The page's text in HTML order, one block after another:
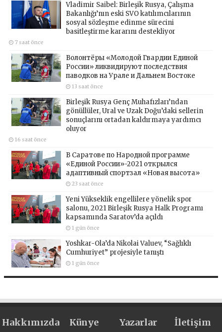
Vladimir Saibel: Birleşik Rusya, Çalışma
Bakanlığı’nın eski SVO katılımcılarının
sosyal sözleşme edinme sürecini
basitleştirme kararını destekliyor
7 saat önce
Волонтёры «Молодой Гвардии Единой
России» ликвидируют последствия
паводков на Урале и Дальнем Востоке
13 saat önce
Birleşik Rusya Genç Muhafızları’ndan
gönüllüler, Ural ve Uzak Doğu’daki sellerin
sonuçlarını ortadan kaldırmaya yardımcı
oluyor
16 saat önce
В Саратове по Народной программе
«Единой России»-2021 открылся
адаптивный спортзал «Новая высота»
23 saat önce
Yeni Yükseklik engellilere yönelik spor
salonu, 2021 Birleşik Rusya Halk Programı
kapsamında Saratov’da açıldı
1 gün önce
Yoshkar-Ola’da Nikolai Valuev, “Sağlıklı
Cumhuriyet” projesiyle tanıştı
1 gün önce
Hakkımızda Künye Yazarlar İletişim